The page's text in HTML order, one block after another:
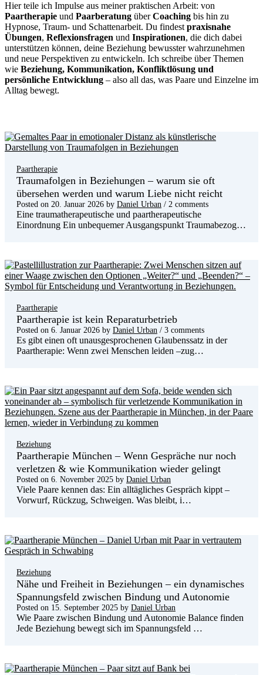
Hier teile ich Impulse aus meiner praktischen Arbeit: von
Paartherapie und Paarberatung überCoaching bis hin zu
Hypnose, Traum- und Schattenarbeit. Du findest praxisnahe
Übungen, Reflexionsfragen und Inspirationen, die dich dabei
unterstützen können, deine Beziehung bewusster wahrzunehmen
und neue Perspektiven zu entwickeln. Ich schreibe über Themen
wie Beziehung, Kommunikation, Konfliktlösung und
persönliche Entwicklung – also all das, was Paare und Einzelne im
Alltag bewegt.
Paartherapie
Traumafolgen in Beziehungen – warum sie oft
übersehen werden und warum Liebe nicht reicht
Posted on 20. Januar 2026 by Daniel Urban / 2 comments
Eine traumatherapeutische und paartherapeutische
Einordnung Ein unbequemer Ausgangspunkt Traumabezog…
Paartherapie
Paartherapie ist kein Reparaturbetrieb
Posted on 6. Januar 2026 by Daniel Urban / 3 comments
Es gibt einen oft unausgesprochenen Glaubenssatz in der
Paartherapie: Wenn zwei Menschen leiden –zug…
Beziehung
Paartherapie München – Wenn Gespräche nur noch
verletzen & wie Kommunikation wieder gelingt
Posted on 6. November 2025 by Daniel Urban
Viele Paare kennen das: Ein alltägliches Gespräch kippt –
Vorwurf, Rückzug, Schweigen. Was bleibt, i…
Beziehung
Nähe und Freiheit in Beziehungen – ein dynamisches
Spannungsfeld zwischen Bindung und Autonomie
Posted on 15. September 2025 by Daniel Urban
Wie Paare zwischen Bindung und Autonomie Balance finden
Jede Beziehung bewegt sich im Spannungsfeld …